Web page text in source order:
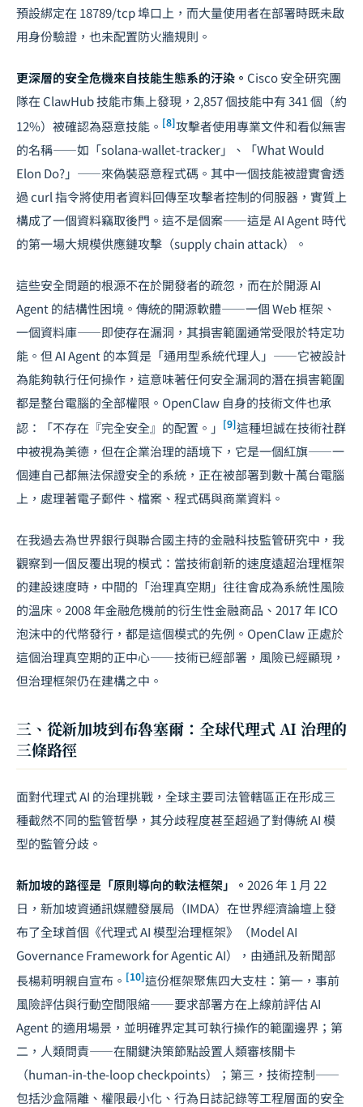
預設綁定在 18789/tcp 埠口上，而大量使用者在部署時既未啟
用身份驗證，也未配置防火牆規則。
更深層的安全危機來自技能生態系的汙染。 Cisco 安全研究團
隊在 ClawHub 技能市集上發現，2,857 個技能中有 341 個（約
12%）被確認為惡意技能。 [8]攻擊者使用專業文件和看似無害
的名稱——如「solana-wallet-tracker」、「What Would
Elon Do?」——來偽裝惡意程式碼。其中一個技能被證實會透
過 curl 指令將使用者資料回傳至攻擊者控制的伺服器，實質上
構成了一個資料竊取後門。這不是個案——這是 AI Agent 時代
的第一場大規模供應鏈攻擊（supply chain attack）。
這些安全問題的根源不在於開發者的疏忽，而在於開源 AI
Agent 的結構性困境。傳統的開源軟體——一個 Web 框架、
一個資料庫——即使存在漏洞，其損害範圍通常受限於特定功
能。但 AI Agent 的本質是「通用型系統代理人」——它被設計
為能夠執行任何操作，這意味著任何安全漏洞的潛在損害範圍
都是整台電腦的全部權限。OpenClaw 自身的技術文件也承
認：「不存在『完全安全』的配置。」 [9]這種坦誠在技術社群
中被視為美德，但在企業治理的語境下，它是一個紅旗——一
個連自己都無法保證安全的系統，正在被部署到數十萬台電腦
上，處理著電子郵件、檔案、程式碼與商業資料。
在我過去為世界銀行與聯合國主持的金融科技監管研究中，我
觀察到一個反覆出現的模式：當技術創新的速度遠超治理框架
的建設速度時，中間的「治理真空期」往往會成為系統性風險
的溫床。2008 年金融危機前的衍生性金融商品、2017 年 ICO
泡沫中的代幣發行，都是這個模式的先例。OpenClaw 正處於
這個治理真空期的正中心——技術已經部署，風險已經顯現，
但治理框架仍在建構之中。
三、從新加坡到布魯塞爾：全球代理式 AI 治理的
三條路徑
面對代理式 AI 的治理挑戰，全球主要司法管轄區正在形成三
種截然不同的監管哲學，其分歧程度甚至超過了對傳統 AI 模
型的監管分歧。
新加坡的路徑是「原則導向的軟法框架」。 2026 年 1 月 22
日，新加坡資通訊媒體發展局（IMDA）在世界經濟論壇上發
布了全球首個《代理式 AI 模型治理框架》（Model AI
Governance Framework for Agentic AI），由通訊及新聞部
長楊莉明親自宣布。 [10]這份框架聚焦四大支柱：第一，事前
風險評估與行動空間限縮——要求部署方在上線前評估 AI
Agent 的適用場景，並明確界定其可執行操作的範圍邊界；第
二，人類問責——在關鍵決策節點設置人類審核關卡
（human-in-the-loop checkpoints）；第三，技術控制——
包括沙盒隔離、權限最小化、行為日誌記錄等工程層面的安全